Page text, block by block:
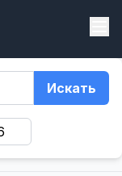
Искать